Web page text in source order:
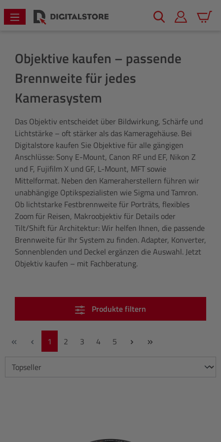
springen
Objektive kaufen – passende
Brennweite für jedes
Kamerasystem
Das Objektiv entscheidet über Bildwirkung, Schärfe und
Lichtstärke – oft stärker als das Kameragehäuse. Bei
Digitalstore kaufen Sie Objektive für alle gängigen
Anschlüsse: Sony E-Mount, Canon RF und EF, Nikon Z
und F, Fujifilm X und GF, L-Mount, MFT sowie
Mittelformat. Neben den Kameraherstellern führen wir
unabhängige Optikspezialisten wie Sigma und Tamron.
Ob lichtstarke Festbrennweite für Porträts, flexibles
Zoom für Reisen, Makroobjektiv für Details oder
Tilt/Shift für Architektur: Wir helfen Ihnen, die passende
Brennweite für Ihr System zu finden. Adapter, Konverter,
Sonnenblenden und Deckel ergänzen die Auswahl. Jetzt
Objektiv kaufen – mit Fachberatung.
Produkte filtern
Seite
1 Seite
2 Seite
3 Seite
4 Seite
5